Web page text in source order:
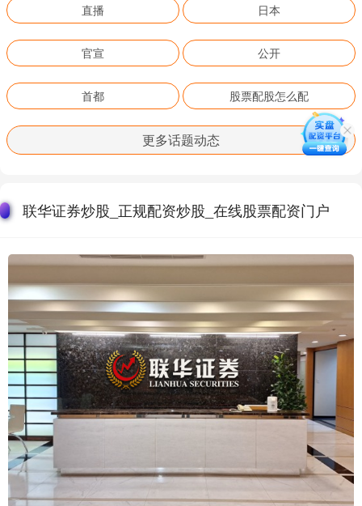
直播 日本
官宣 公开
首都 股票配股怎么配
更多话题动态
联华证券炒股_正规配资炒股_在线股票配资门户